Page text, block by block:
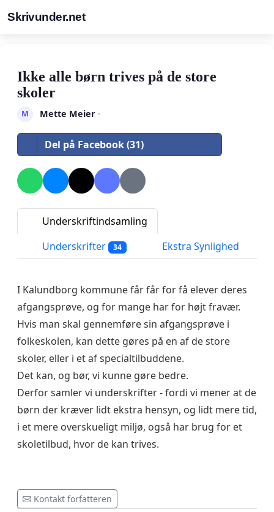
Skrivunder.net
Ikke alle børn trives på de store
skoler
M Mette Meier·
Del på Facebook (31)
Underskriftindsamling
Underskrifter
34 Ekstra Synlighed
I Kalundborg kommune får får for få elever deres
afgangsprøve, og for mange har for højt fravær.
Hvis man skal gennemføre sin afgangsprøve i
folkeskolen, kan dette gøres på en af de store
skoler, eller i et af specialtilbuddene.
Det kan, og bør, vi kunne gøre bedre.
Derfor samler vi underskrifter - fordi vi mener at de
børn der kræver lidt ekstra hensyn, og lidt mere tid,
i et mere overskueligt miljø, også har brug for et
skoletilbud, hvor de kan trives.
Kontakt forfatteren